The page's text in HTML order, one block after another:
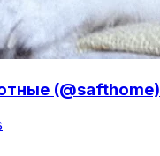
(@safthome)